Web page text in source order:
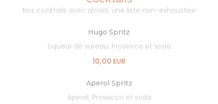
Nos cocktails avec alcool, une liste non-exhaustive
Hugo Spritz
Liqueur de sureau, Prosecco et soda
10,00 EUR
Aperol Spritz
Aperol, Prosecco et soda